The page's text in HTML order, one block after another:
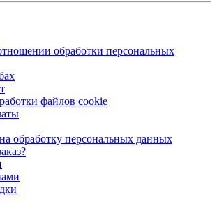
обработки персональных
файлов cookie
обработку персональных данных